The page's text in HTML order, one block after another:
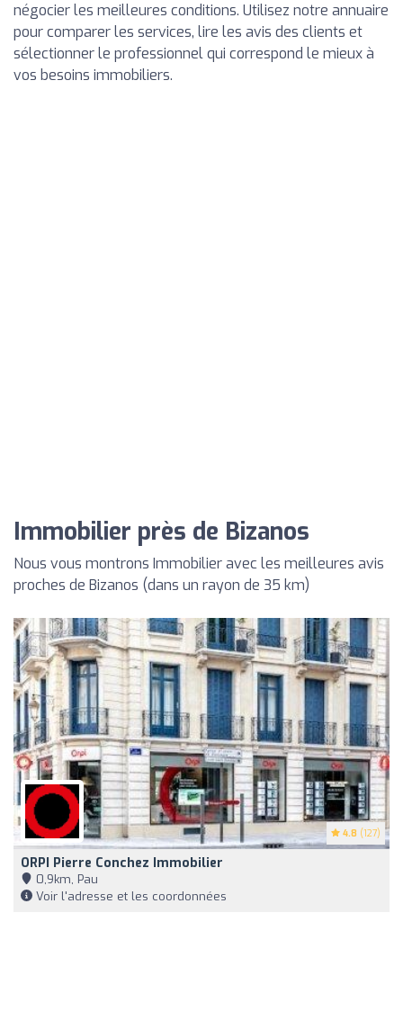
négocier les meilleures conditions. Utilisez notre annuaire
pour comparer les services, lire les avis des clients et
sélectionner le professionnel qui correspond le mieux à
vos besoins immobiliers.
Immobilier près de Bizanos
Nous vous montrons Immobilier avec les meilleures avis
proches de Bizanos (dans un rayon de 35 km)
4.8 (127)
ORPI Pierre Conchez Immobilier
0,9km, Pau
Voir l'adresse et les coordonnées